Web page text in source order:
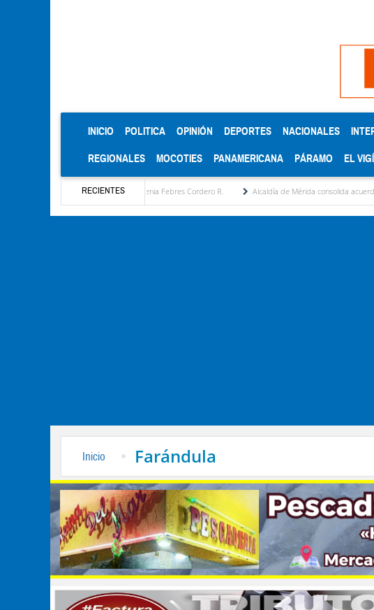
INICIO (CURRENT)
POLITICA OPINIÓN DEPORTES NACIONALES
REGIONALES MOCOTIES PANAMERICANA PÁRAMO EL
RECIENTES
por María Eugenia Febres Cordero R. Alcaldía de Mérida consolida acuerdos con
Inicio Farándula